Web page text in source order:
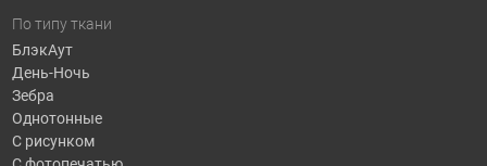
По типу ткани
БлэкАут
День-Ночь
Зебра
Однотонные
С рисунком